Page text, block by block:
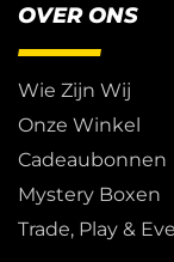
OVER ONS
Wie Zijn Wij
Onze Winkel
Cadeaubonnen
Mystery Boxen
Trade, Play &